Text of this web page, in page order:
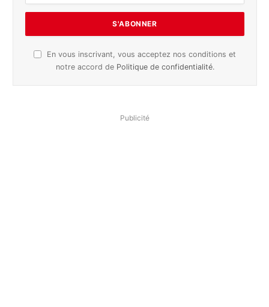
En vous inscrivant, vous acceptez nos conditions et
notre accord de Politique de confidentialité.
Publicité